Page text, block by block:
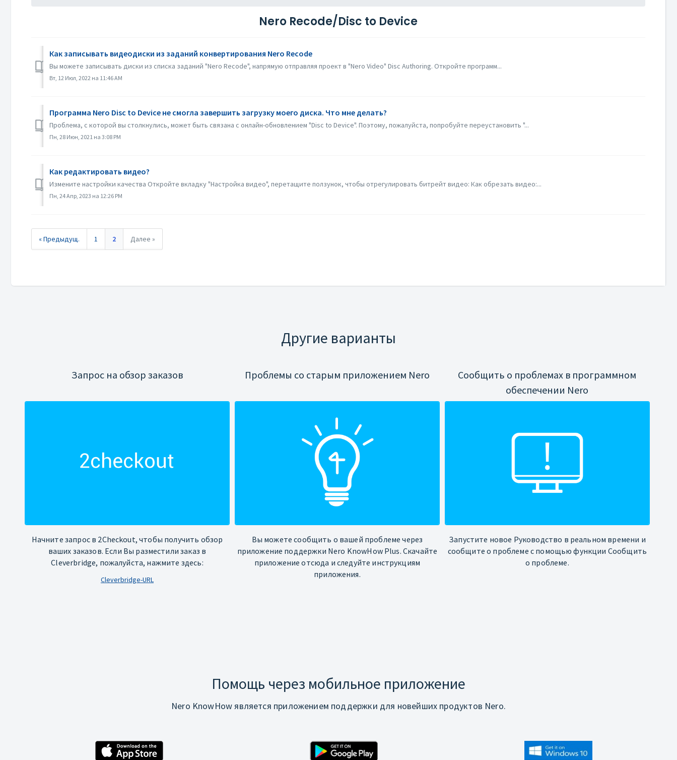
Nero Recode/Disc to Device
Как записывать видеодиски из заданий конвертирования Nero Recode
Вы можете записывать диски из списка заданий "Nero Recode", напрямую отправляя проект в "Nero Video" Disc Authoring. Откройте программ...
Вт, 12 Июл, 2022 на 11:46 AM
Программа Nero Disc to Device не смогла завершить загрузку моего диска. Что мне делать?
Проблема, с которой вы столкнулись, может быть связана с онлайн-обновлением "Disc to Device". Поэтому, пожалуйста, попробуйте переустановить "...
Пн, 28 Июн, 2021 на 3:08 PM
Как редактировать видео?
Измените настройки качества Откройте вкладку "Настройка видео", перетащите ползунок, чтобы отрегулировать битрейт видео: Как обрезать видео:...
Пн, 24 Апр, 2023 на 12:26 PM
« Предыдущ. 1 2 Далее »
Другие варианты
Запрос на обзор заказов
Начните запрос в 2Checkout, чтобы получить обзор
ваших заказов. Если Вы разместили заказ в
Cleverbridge, пожалуйста, нажмите здесь:
Cleverbridge-URL
Проблемы со старым приложением Nero
Вы можете сообщить о вашей проблеме через
приложение поддержки Nero KnowHow Plus. Скачайте
приложение отсюда и следуйте инструкциям
приложения.
Сообщить о проблемах в программном
обеспечении Nero
Запустите новое Руководство в реальном времени и
сообщите о проблеме с помощью функции Сообщить
о проблеме.
Помощь через мобильное приложение
Nero KnowHow является приложением поддержки для новейших продуктов Nero.